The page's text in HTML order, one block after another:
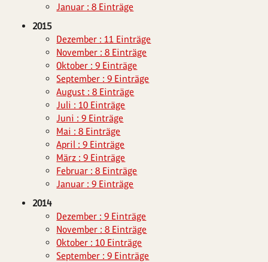
Januar : 8 Einträge
2015
Dezember : 11 Einträge
November : 8 Einträge
Oktober : 9 Einträge
September : 9 Einträge
August : 8 Einträge
Juli : 10 Einträge
Juni : 9 Einträge
Mai : 8 Einträge
April : 9 Einträge
März : 9 Einträge
Februar : 8 Einträge
Januar : 9 Einträge
2014
Dezember : 9 Einträge
November : 8 Einträge
Oktober : 10 Einträge
September : 9 Einträge